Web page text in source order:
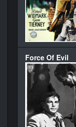
Force Of Evil